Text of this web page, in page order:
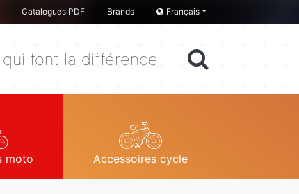
Catalogues PDF Brands Français
qui font la différence
moto Accessoires cycle